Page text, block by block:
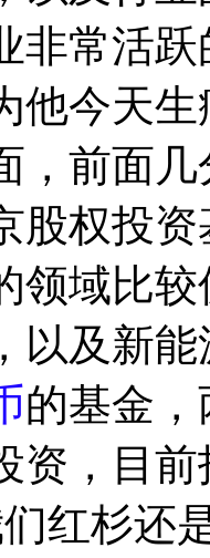
非常活
他今天
，前面
股权投
领域比
以及新
的基金
资，目
红杉还